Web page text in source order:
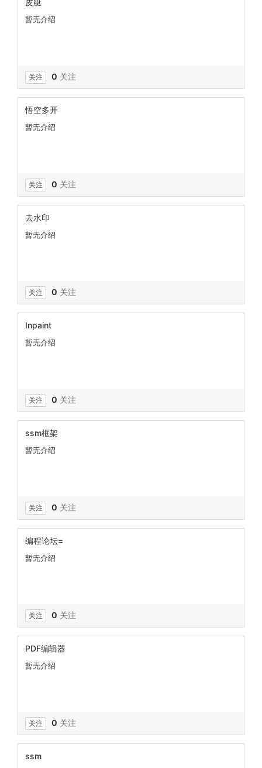
皮艇
暂无介绍
关注 0 关注
悟空多开
暂无介绍
关注 0 关注
去水印
暂无介绍
关注 0 关注
Inpaint
暂无介绍
关注 0 关注
ssm框架
暂无介绍
关注 0 关注
编程论坛=
暂无介绍
关注 0 关注
PDF编辑器
暂无介绍
关注 0 关注
ssm